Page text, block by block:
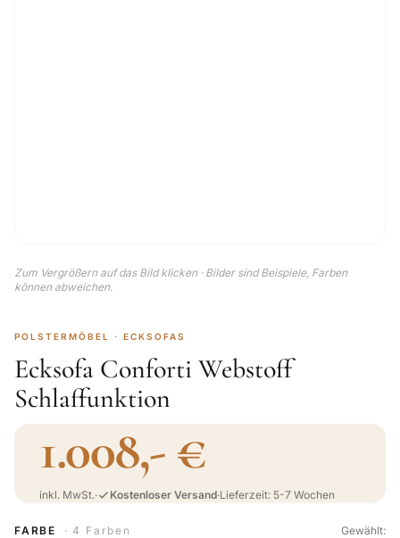
Zum Vergrößern auf das Bild klicken · Bilder sind Beispiele, Farben
können abweichen.
POLSTERMÖBEL · ECKSOFAS
Ecksofa Conforti Webstoff
Schlaffunktion
1.008,- €
inkl. MwSt.· Kostenloser Versand·Lieferzeit: 5-7 Wochen
FARBE · 4 Farben Gewählt: